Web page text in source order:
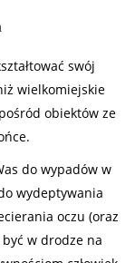
swój
wielkomiejskie
obiektów ze
do wypadów w
wydeptywania
oczu (oraz
w drodze na